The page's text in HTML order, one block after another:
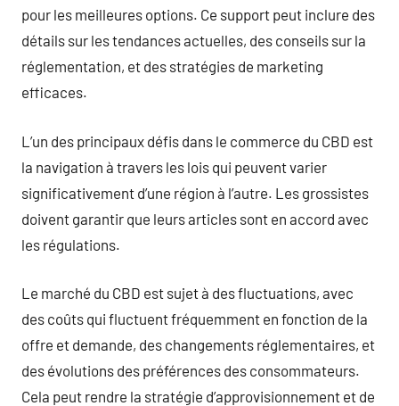
pour les meilleures options. Ce support peut inclure des
détails sur les tendances actuelles, des conseils sur la
réglementation, et des stratégies de marketing
efficaces.
L’un des principaux défis dans le commerce du CBD est
la navigation à travers les lois qui peuvent varier
significativement d’une région à l’autre. Les grossistes
doivent garantir que leurs articles sont en accord avec
les régulations.
Le marché du CBD est sujet à des fluctuations, avec
des coûts qui fluctuent fréquemment en fonction de la
offre et demande, des changements réglementaires, et
des évolutions des préférences des consommateurs.
Cela peut rendre la stratégie d’approvisionnement et de